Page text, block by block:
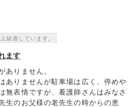
経過しています。
ます
ありません。
ありませんが駐車場は広く、停めや
無表情ですが、看護師さんはみなさ
生のお父様の老先生の時からの患